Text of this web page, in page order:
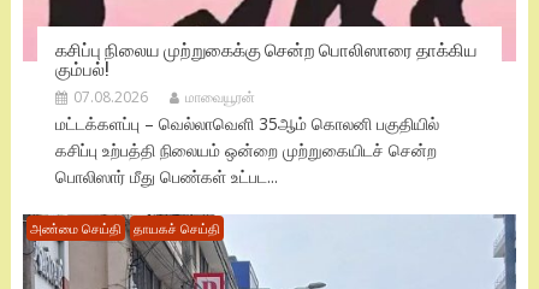
கசிப்பு நிலைய முற்றுகைக்கு சென்ற பொலிஸாரை தாக்கிய
கும்பல்!
07.08.2026 மாவையூரன்
மட்டக்களப்பு – வெல்லாவெளி 35ஆம் கொலனி பகுதியில்
கசிப்பு உற்பத்தி நிலையம் ஒன்றை முற்றுகையிடச் சென்ற
பொலிஸார் மீது பெண்கள் உட்பட...
அண்மை செய்தி தாயகச் செய்தி